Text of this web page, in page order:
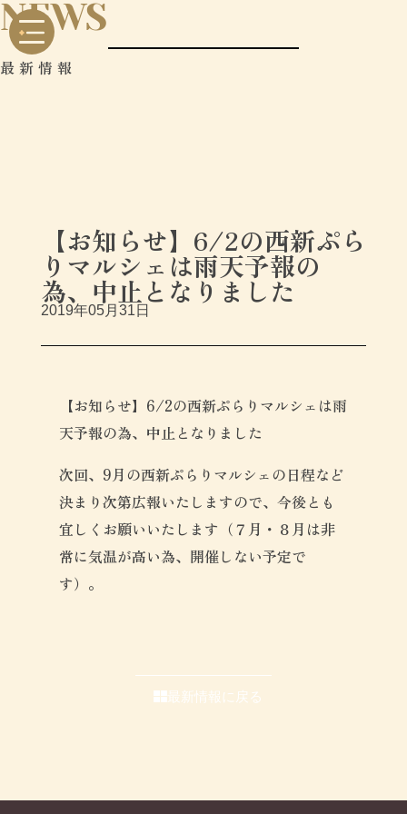
NEWS
最新情報
【お知らせ】6/2の西新ぷら
りマルシェは雨天予報の
為、中止となりました
2019年05月31日
【お知らせ】6/2の西新ぷらりマルシェは雨
天予報の為、中止となりました
次回、9月の西新ぷらりマルシェの日程など
決まり次第広報いたしますので、今後とも
宜しくお願いいたします（７月・８月は非
常に気温が高い為、開催しない予定で
す）。
最新情報に戻る